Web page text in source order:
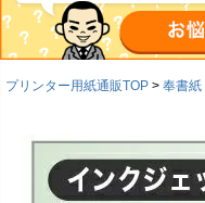
プリンター用紙通販TOP 奉書紙